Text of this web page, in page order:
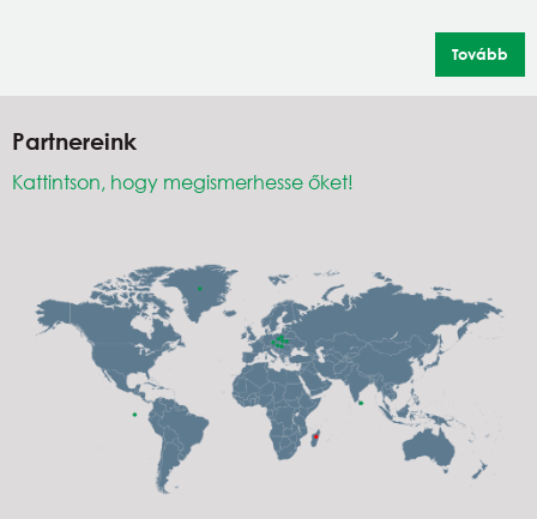
Tovább
Partnereink
Kattintson, hogy megismerhesse őket!